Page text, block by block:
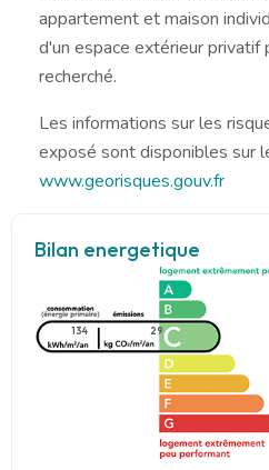
appartement et maison
d'un espace extérieur privatif
recherché.
Les informations sur les
exposé sont disponibles sur
www.georisques.gouv.fr
Bilan energetique
134 29